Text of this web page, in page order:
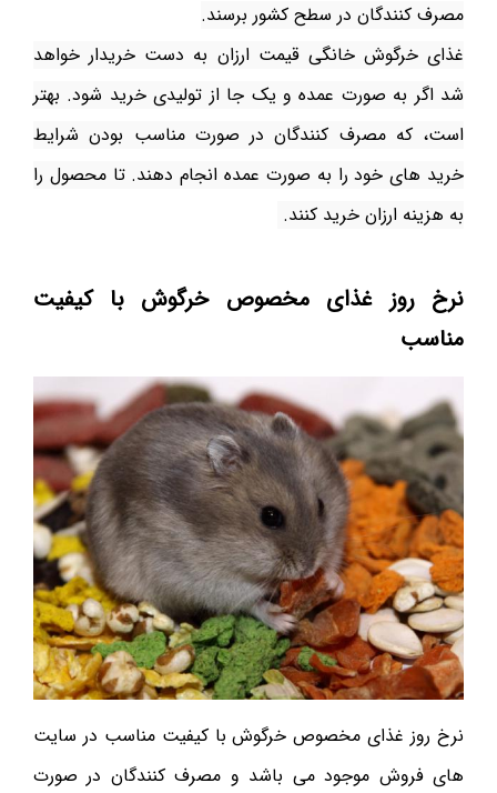
مصرف کنندگان در سطح کشور برسند.
غذای خرگوش خانگی قیمت ارزان به دست خریدار خواهد
شد اگر به صورت عمده و یک جا از تولیدی خرید شود. بهتر
است، که مصرف کنندگان در صورت مناسب بودن شرایط
خرید های خود را به صورت عمده انجام دهند. تا محصول را
به هزینه ارزان خرید کنند.
نرخ روز غذای مخصوص خرگوش با کیفیت
مناسب
نرخ روز غذای مخصوص خرگوش با کیفیت مناسب در سایت
های فروش موجود می باشد و مصرف کنندگان در صورت